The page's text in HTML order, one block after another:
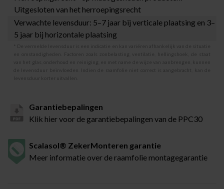
Uitgesloten van het herroepingsrecht
Verwachte levensduur: 5–7 jaar bij verticale plaatsing en 3–
5 jaar bij horizontale plaatsing
* De vermelde levensduur is een indicatie en kan variëren afhankelijk van de situatie
en omstandigheden. Factoren zoals zonbelasting, ventilatie, hellingshoek, de staat
van het glas, onderhoud en reiniging, en met name de wijze van aanbrengen, kunnen
de levensduur beïnvloeden. Indien de raamfolie niet correct is aangebracht, kan de
levensduur korter uitvallen.
Garantiebepalingen
Klik hier voor de garantiebepalingen van de PPC30
Scalasol® ZekerMonteren garantie
Meer informatie over de raamfolie montagegarantie